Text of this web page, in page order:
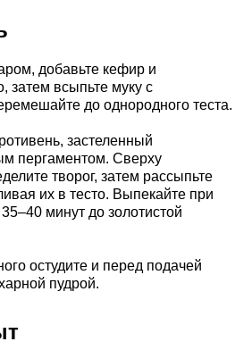
добавьте кефир и
затем всыпьте муку с
до однородного теста.
застеленный
пергаментом. Сверху
творог, затем рассыпьте
их в тесто. Выпекайте при
минут до золотистой
остудите и перед подачей
пудрой.